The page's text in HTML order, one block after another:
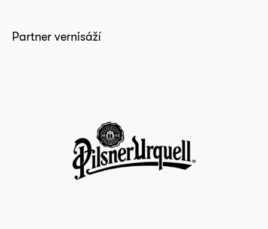
Partner vernisáží